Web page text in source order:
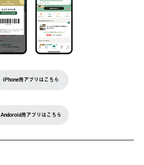
iPhone用アプリはこちら
Andoroid用アプリはこちら